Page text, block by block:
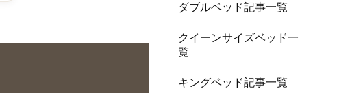
ダブルベッド記事一覧
クイーンサイズベッド一
覧
キングベッド記事一覧